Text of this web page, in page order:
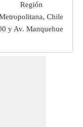
Región
Chile
y Av. Manquehue